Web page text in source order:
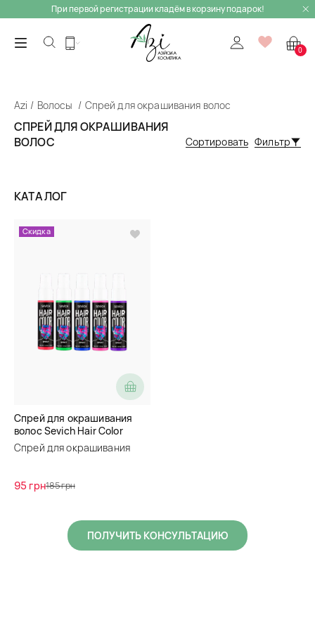
При первой регистрации кладём в корзину подарок!
0
Azi Волосы Спрей для окрашивания волос
СПРЕЙ ДЛЯ ОКРАШИВАНИЯ
ВОЛОС
Сортировать Фильтр
КАТАЛОГ
Скидка
Cпрей для окрашивания
волос Sevich Hair Color
Spray
Спрей для окрашивания
95 грн185 грн
ПОЛУЧИТЬ КОНСУЛЬТАЦИЮ